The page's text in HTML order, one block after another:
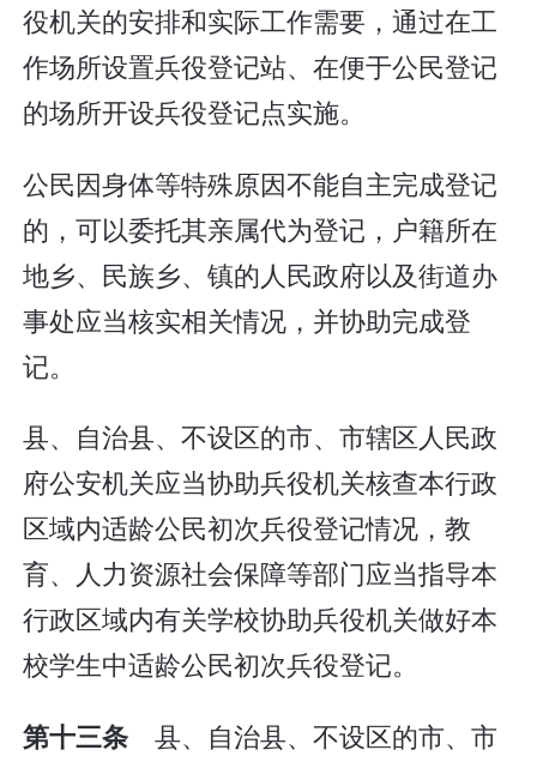
役机关的安排和实际工作需要，通过在工
作场所设置兵役登记站、在便于公民登记
的场所开设兵役登记点实施。
公民因身体等特殊原因不能自主完成登记
的，可以委托其亲属代为登记，户籍所在
地乡、民族乡、镇的人民政府以及街道办
事处应当核实相关情况，并协助完成登
记。
县、自治县、不设区的市、市辖区人民政
府公安机关应当协助兵役机关核查本行政
区域内适龄公民初次兵役登记情况，教
育、人力资源社会保障等部门应当指导本
行政区域内有关学校协助兵役机关做好本
校学生中适龄公民初次兵役登记。
第十三条县、自治县、不设区的市、市